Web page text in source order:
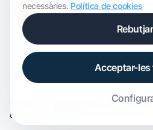
, modificada per
els drets reservats.
necessàries. Política de cookies
Rebutjar
Acceptar-